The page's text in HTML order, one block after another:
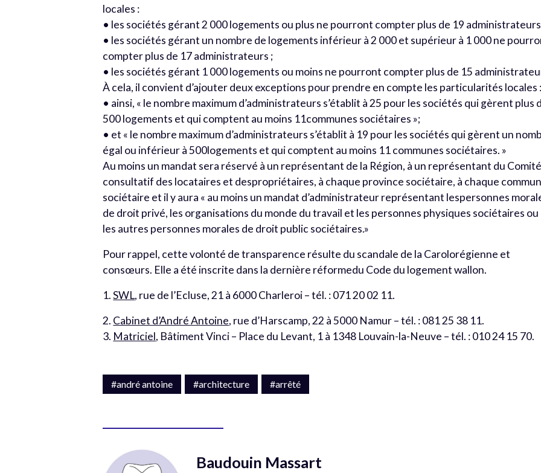
locales :
• les sociétés gérant 2 000 logements ou plus ne pourront compter plus de 19
• les sociétés gérant un nombre de logements inférieur à 2 000 et supérieur à 1 000 ne
compter plus de 17 administrateurs ;
• les sociétés gérant 1 000 logements ou moins ne pourront compter plus de 15
À cela, il convient d’ajouter deux exceptions pour prendre en compte les particularités locales :
• ainsi, « le nombre maximum d’administrateurs s’établit à 25 pour les sociétés qui gèrent plus
500 logements et qui comptent au moins 11communes sociétaires »;
• et « le nombre maximum d’administrateurs s’établit à 19 pour les sociétés qui gèrent un
égal ou inférieur à 500logements et qui comptent au moins 11 communes sociétaires. »
Au moins un mandat sera réservé à un représentant de la Région, à un représentant du Comité
consultatif des locataires et despropriétaires, à chaque province sociétaire, à chaque
sociétaire et il y aura « au moins un mandat d’administrateur représentant lespersonnes
de droit privé, les organisations du monde du travail et les personnes physiques sociétaires ou
les autres personnes morales de droit public sociétaires.»
Pour rappel, cette volonté de transparence résulte du scandale de la Carolorégienne et
consœurs. Elle a été inscrite dans la dernière réformedu Code du logement wallon.
1.SWL, rue de l’Ecluse, 21 à 6000 Charleroi – tél. : 071 20 02 11.
2. Cabinet d’André Antoine, rue d’Harscamp, 22 à 5000 Namur – tél. : 081 25 38 11.
3. Matriciel, Bâtiment Vinci – Place du Levant, 1 à 1348 Louvain-la-Neuve – tél. : 010 24 15 70.
#andré antoine #architecture #arrêté
Baudouin Massart